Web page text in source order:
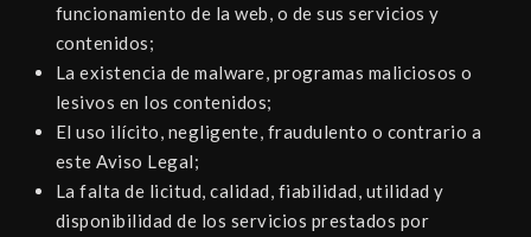
funcionamiento de la web, o de sus servicios y
contenidos;
La existencia de malware, programas maliciosos o
lesivos en los contenidos;
El uso ilícito, negligente, fraudulento o contrario a
este Aviso Legal;
La falta de licitud, calidad, fiabilidad, utilidad y
disponibilidad de los servicios prestados por